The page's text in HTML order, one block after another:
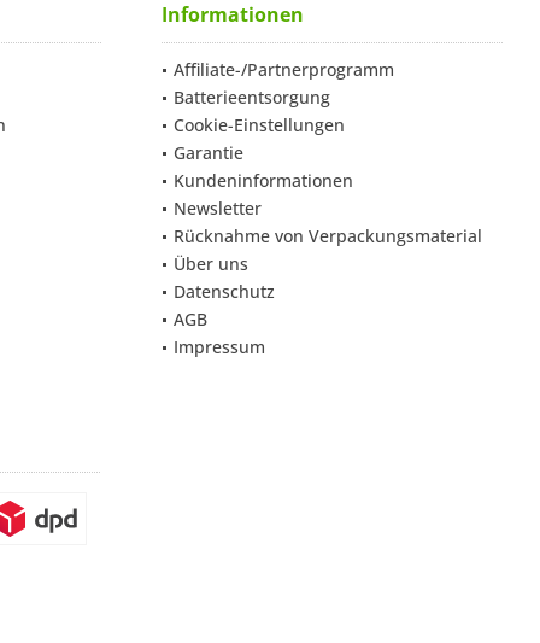
Informationen
Affiliate-/Partnerprogramm
Batterieentsorgung
Cookie-Einstellungen
Garantie
Kundeninformationen
Newsletter
Rücknahme von Verpackungsmaterial
Über uns
Datenschutz
AGB
Impressum